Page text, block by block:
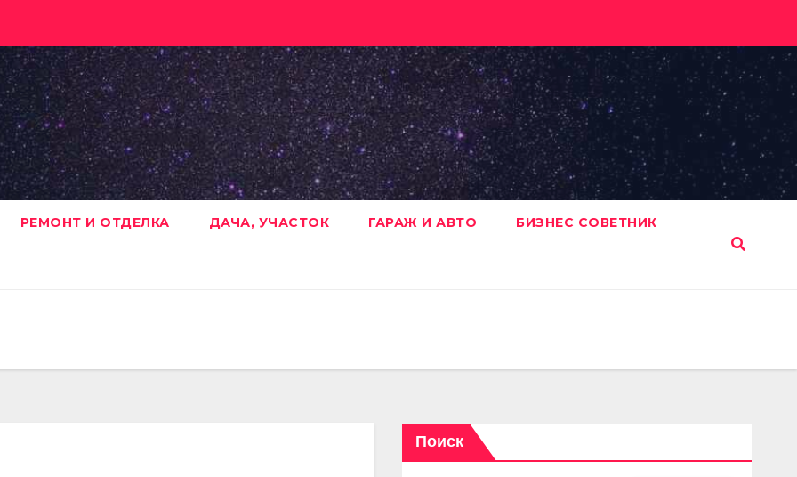
РЕМОНТ И ОТДЕЛКА ДАЧА, УЧАСТОК ГАРАЖ И АВТО БИЗНЕС СОВЕТНИК
Поиск